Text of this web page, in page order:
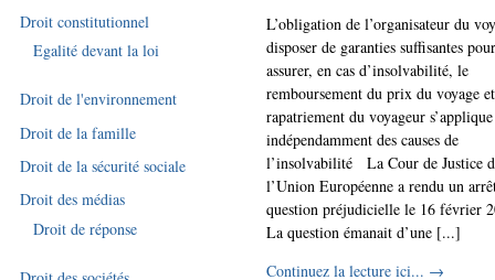
L’obligation de l’organisateur du
disposer de garanties suffisantes pour
assurer, en cas d’insolvabilité, le
remboursement du prix du voyage
rapatriement du voyageur s’applique
indépendamment des causes de
l’insolvabilité La Cour de Justice
l’Union Européenne a rendu un
question préjudicielle le 16 février
La question émanait d’une [...]
Continuez la lecture ici... →
Droit constitutionnel
Egalité devant la loi
Droit de l'environnement
Droit de la famille
Droit de la sécurité sociale
Droit des médias
Droit de réponse